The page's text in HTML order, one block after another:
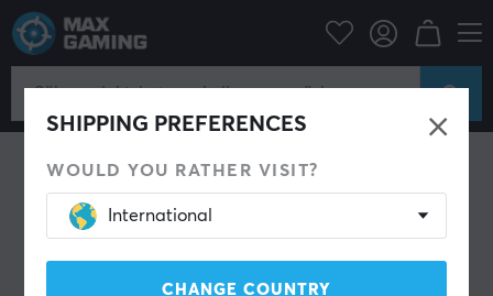
SHIPPING PREFERENCES
WOULD YOU RATHER VISIT?
International
CHANGE COUNTRY
Gamingstol